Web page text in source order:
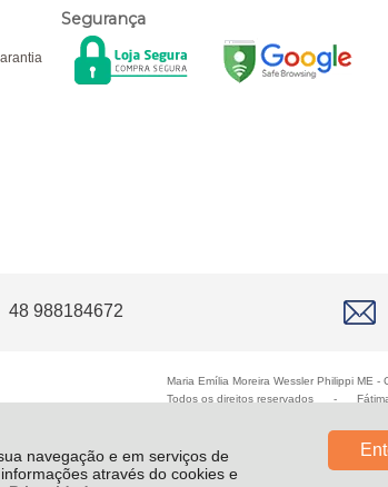
navegação e em serviços de
através do cookies e
Segurança
48 988184672
Maria Emília Moreira Wessler Philippi ME
Todos os direitos reservados
-